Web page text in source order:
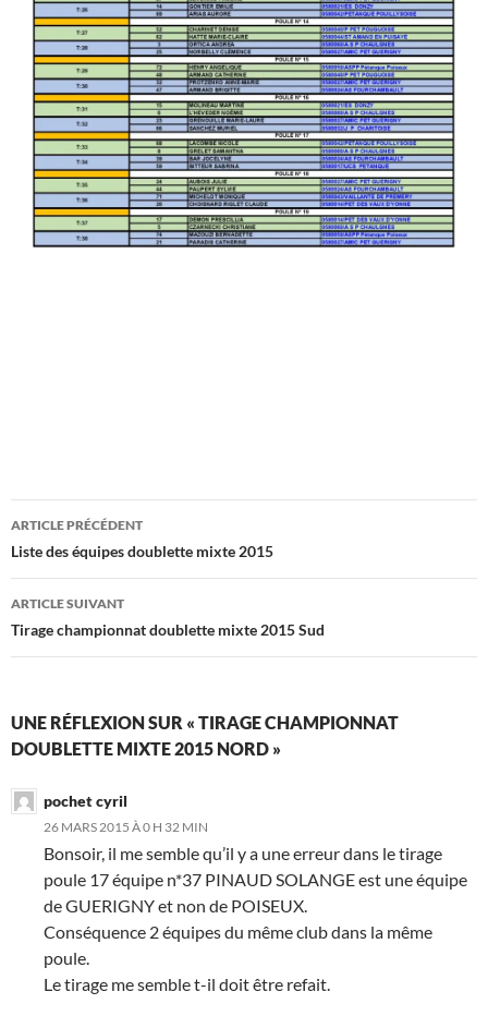
Navigation
des
articles
ARTICLE PRÉCÉDENT
Liste des équipes doublette mixte 2015
ARTICLE SUIVANT
Tirage championnat doublette mixte 2015 Sud
UNE RÉFLEXION SUR « TIRAGE CHAMPIONNAT
DOUBLETTE MIXTE 2015 NORD »
pochet cyril
26 MARS 2015 À 0 H 32 MIN
Bonsoir, il me semble qu’il y a une erreur dans le tirage
poule 17 équipe n*37 PINAUD SOLANGE est une équipe
de GUERIGNY et non de POISEUX.
Conséquence 2 équipes du même club dans la même
poule.
Le tirage me semble t-il doit être refait.